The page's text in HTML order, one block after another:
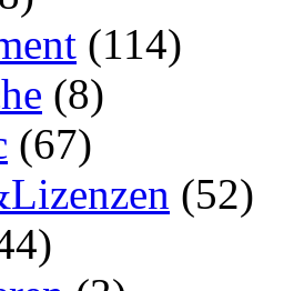
(114)
(8)
(67)
(52)